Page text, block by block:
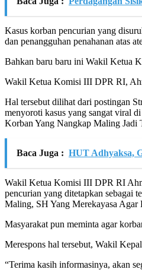
Kasus korban pencurian yang
dan penangguhan penahanan atas
Bahkan baru baru ini Wakil Ketua
Wakil Ketua Komisi III DPR RI,
Hal tersebut dilihat dari postingan
menyoroti kasus yang sangat viral
Korban Yang Nangkap Maling Jadi
Baca Juga : HUT Adhyaksa,
Wakil Ketua Komisi III DPR RI
pencurian yang ditetapkan sebagai
Maling, SH Yang Merekayasa
Masyarakat pun meminta agar
Merespons hal tersebut, Wakil
“Terima kasih informasinya, akan